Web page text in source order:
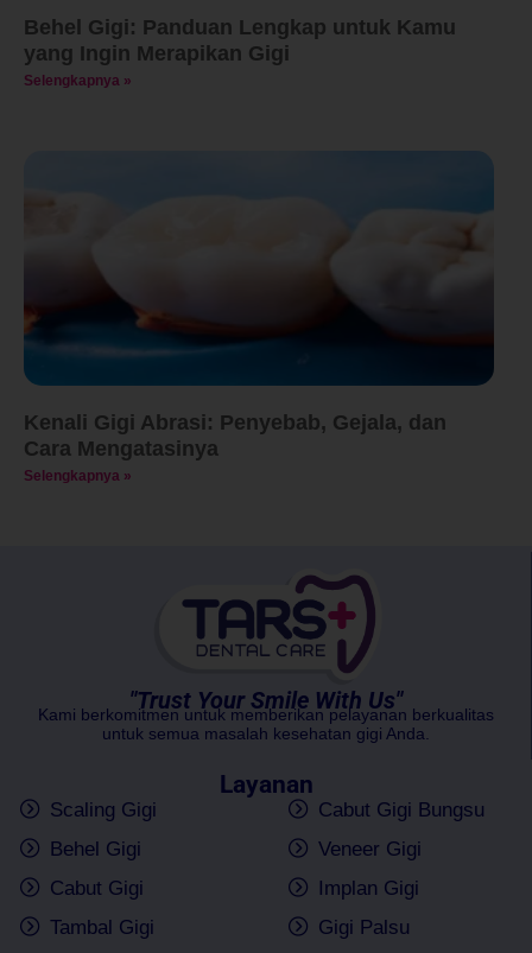
Behel Gigi: Panduan Lengkap untuk Kamu
yang Ingin Merapikan Gigi
Selengkapnya »
Kenali Gigi Abrasi: Penyebab, Gejala, dan
Cara Mengatasinya
Selengkapnya »
"Trust Your Smile With Us"
Kami berkomitmen untuk memberikan pelayanan berkualitas
untuk semua masalah kesehatan gigi Anda.
Layanan
Scaling Gigi
Behel Gigi
Cabut Gigi
Tambal Gigi
Cabut Gigi Bungsu
Veneer Gigi
Implan Gigi
Gigi Palsu